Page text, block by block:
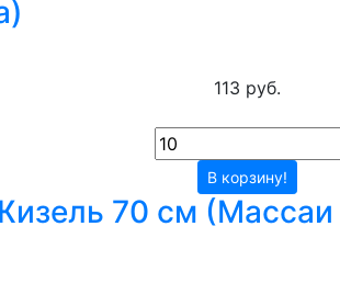
113 руб.
В корзину!
70 см (Массаи